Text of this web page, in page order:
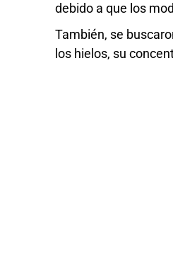
debido a que los
También, se
los hielos, su